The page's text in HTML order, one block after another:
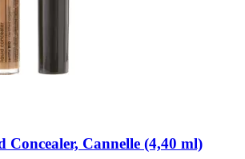
Concealer, Cannelle (4,40 ml)